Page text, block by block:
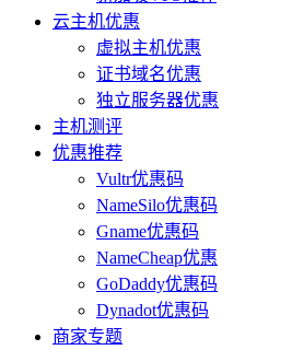
云主机优惠
虚拟主机优惠
证书域名优惠
独立服务器优惠
主机测评
优惠推荐
Vultr优惠码
NameSilo优惠码
Gname优惠码
NameCheap优惠
GoDaddy优惠码
Dynadot优惠码
商家专题